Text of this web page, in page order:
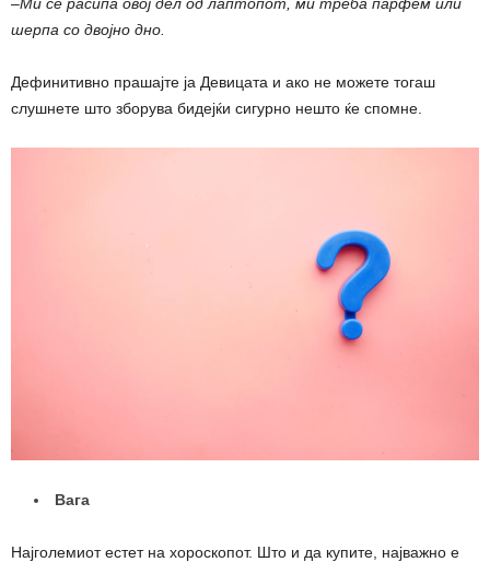
–Ми се расипа овој дел од лаптопот, ми треба парфем или
шерпа со двојно дно.
Дефинитивно прашајте ја Девицата и ако не можете тогаш
слушнете што зборува бидејќи сигурно нешто ќе спомне.
Вага
Најголемиот естет на хороскопот. Што и да купите, најважно е